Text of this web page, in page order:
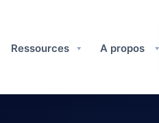
Ressources A propos ​